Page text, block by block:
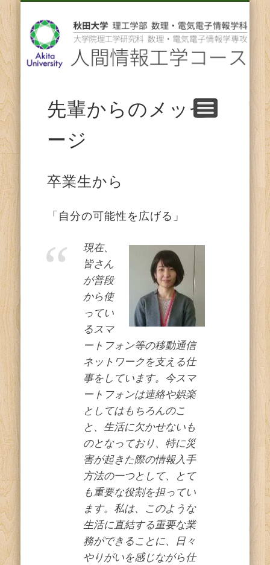
人
間
報
工
学
コ
先輩からのメッセ
ージ
卒業生から
「自分の可能性を広げる」
現在、
皆さん
が普段
から使
ってい
るスマ
ートフォン等の移動通信
ネットワークを支える仕
事をしています。今スマ
ートフォンは連絡や娯楽
としてはもちろんのこ
と、生活に欠かせないも
のとなっており、特に災
害が起きた際の情報入手
方法の一つとして、とて
も重要な役割を担ってい
ます。私は、このような
生活に直結する重要な業
務ができることに、日々
やりがいを感じながら仕